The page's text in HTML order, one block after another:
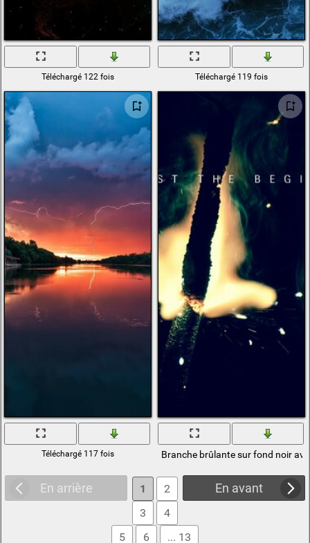
Téléchargé 122 fois Téléchargé 119 fois
Téléchargé 117 fois Branche brûlante sur fond noir
En arrière En avant
1
2
3
4
5
6 ... 13